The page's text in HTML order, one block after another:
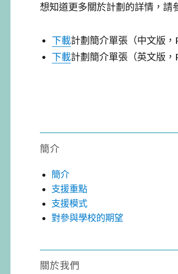
想知道更多關於計劃的詳情，請
下載計劃簡介單張（中文版，
下載計劃簡介單張（英文版，
簡介
簡介
支援重點
支援模式
對參與學校的期望
關於我們